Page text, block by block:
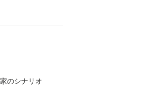
のシナリオ